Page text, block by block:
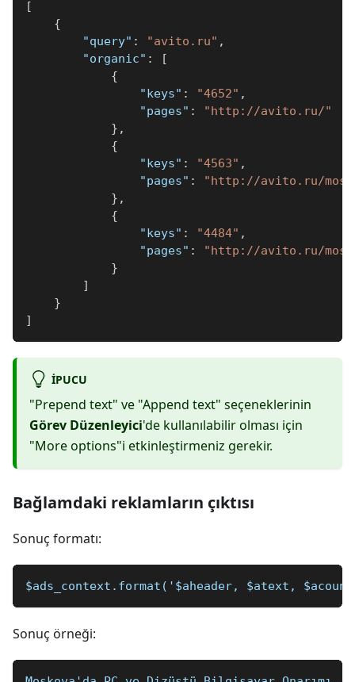
[
{
"query" : "avito.ru" ,
"organic" :
[
{
"keys" : "4652" ,
"pages" :
"http://avito.ru/"
} ,
{
"keys" : "4563" ,
"pages" :
"http://avito.ru/
} ,
{
"keys" : "4484" ,
"pages" :
"http://avito.ru/
}
]
}
]
IPUCU
"Prepend text" ve "Append text" seçeneklerinin
Görev Düzenleyici'de kullanılabilir olması için
"More options"i etkinleştirmeniz gerekir.
Bağlamdaki reklamların çıktısı
Sonuç formatı:
$ads_context.format('$aheader, $atext,
Sonuç örneği: